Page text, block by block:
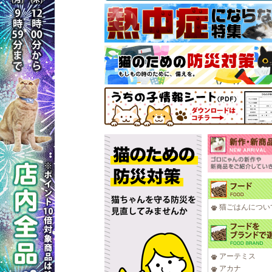
猫ごはんについ
アーテミス
アカナ